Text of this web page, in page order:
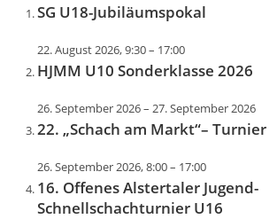
SG U18-Jubiläumspokal
22. August 2026, 9:30– 17:00
HJMM U10 Sonderklasse 2026
26. September 2026– 27. September 2026
22. „Schach am Markt“– Turnier
26. September 2026, 8:00– 17:00
16. Offenes Alstertaler Jugend-
Schnellschachturnier U16